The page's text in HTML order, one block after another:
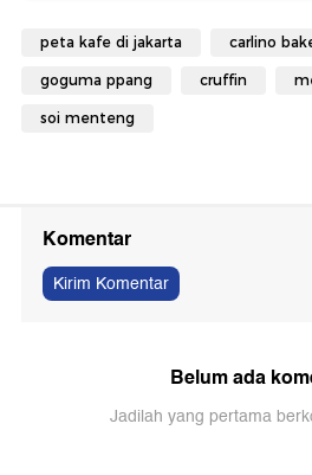
peta kafe di jakarta carlino
goguma ppang cruffin
soi menteng
Komentar
Kirim Komentar
Belum ada
Jadilah yang pertama